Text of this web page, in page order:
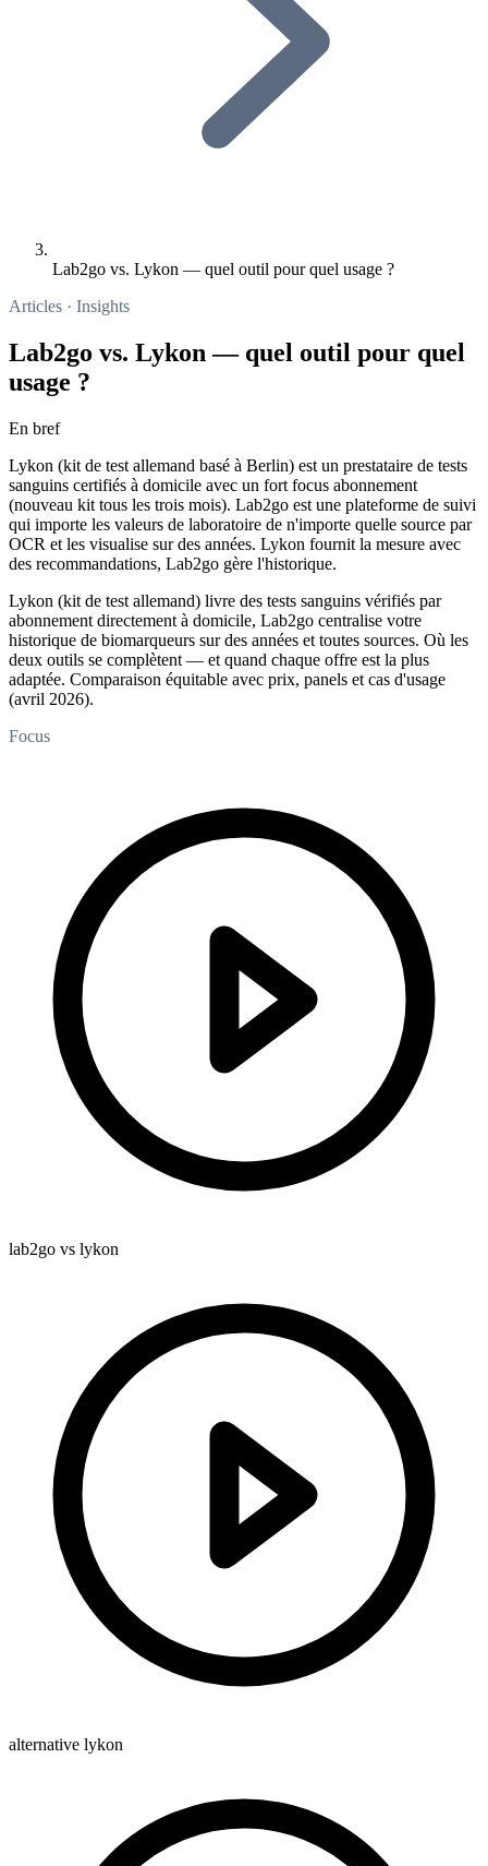
Lab2go vs. Lykon — quel outil pour quel usage ?
Articles · Insights
Lab2go vs. Lykon — quel outil pour quel
usage ?
En bref
Lykon (kit de test allemand basé à Berlin) est un prestataire de tests
sanguins certifiés à domicile avec un fort focus abonnement
(nouveau kit tous les trois mois). Lab2go est une plateforme de suivi
qui importe les valeurs de laboratoire de n'importe quelle source par
OCR et les visualise sur des années. Lykon fournit la mesure avec
des recommandations, Lab2go gère l'historique.
Lykon (kit de test allemand) livre des tests sanguins vérifiés par
abonnement directement à domicile, Lab2go centralise votre
historique de biomarqueurs sur des années et toutes sources. Où les
deux outils se complètent — et quand chaque offre est la plus
adaptée. Comparaison équitable avec prix, panels et cas d'usage
(avril 2026).
Focus
lab2go vs lykon
alternative lykon